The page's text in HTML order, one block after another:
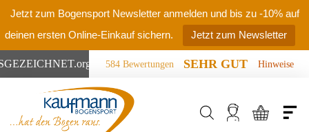
Jetzt zum Bogensport Newsletter anmelden und bis zu -10% auf
deinen ersten Online-Einkauf sichern.
Jetzt zum Newsletter
.org 584 Bewertungen SEHR GUT Hinweise
Products
search